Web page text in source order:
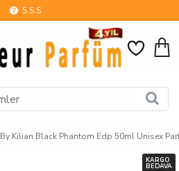
S.S.S.
By Kilian Black Phantom Edp 50ml Unisex
KARGO
BEDAVA